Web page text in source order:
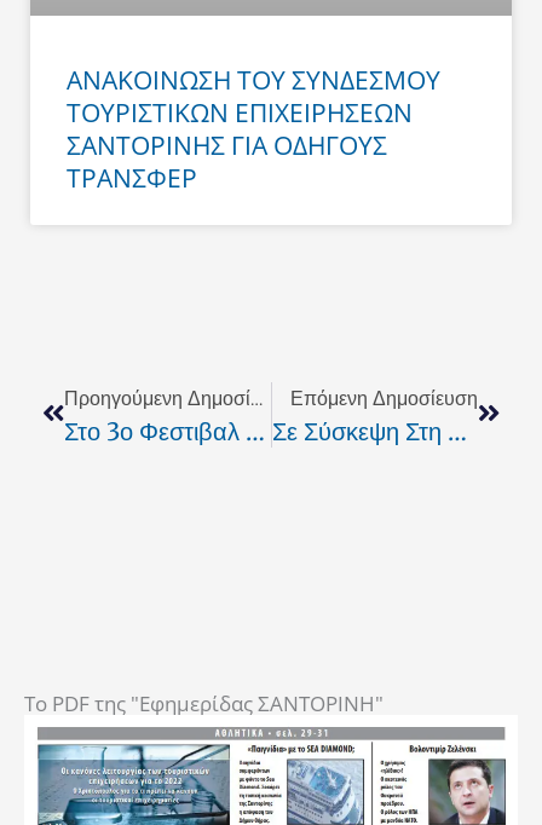
ΑΝΑΚΟΙΝΩΣΗ ΤΟΥ ΣΥΝΔΕΣΜΟΥ
ΤΟΥΡΙΣΤΙΚΩΝ ΕΠΙΧΕΙΡΗΣΕΩΝ
ΣΑΝΤΟΡΙΝΗΣ ΓΙΑ ΟΔΗΓΟΥΣ
ΤΡΑΝΣΦΕΡ
Προηγούμενη Δημοσίευση
Στο 3ο Φεστιβαλ Ελαιόλαδου & Ελιάς Συμμετέχει Η Νομαρχία.
Επόμενη Δημοσίευση
Σε Σύσκεψη Στη Νομαρχία Τέθηκαν Τα Προβλήματα Της Μεταφοράς Των Μαθητών Της Α/θμιας Εκπ/σης
To PDF της "Εφημερίδας ΣΑΝΤΟΡΙΝΗ"